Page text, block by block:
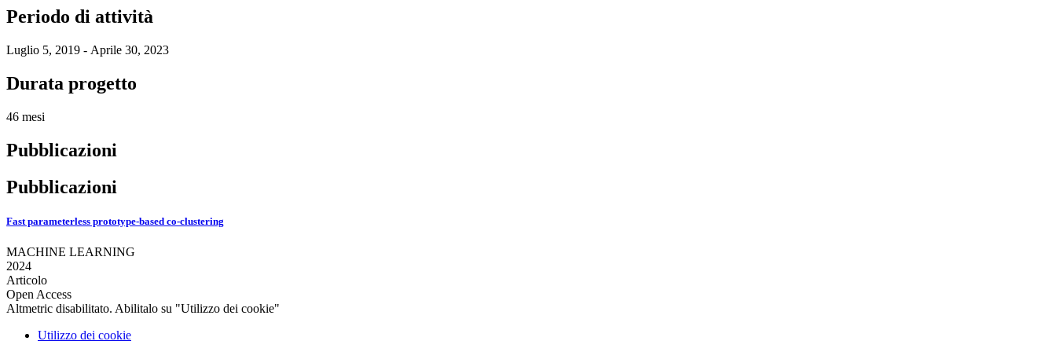
Periodo di attività
Luglio 5, 2019 - Aprile 30, 2023
Durata progetto
46 mesi
Pubblicazioni
Pubblicazioni
Fast parameterless prototype-based co-clustering
MACHINE LEARNING
2024
Articolo
Open Access
Altmetric disabilitato. Abilitalo su "Utilizzo dei cookie"
Utilizzo dei cookie